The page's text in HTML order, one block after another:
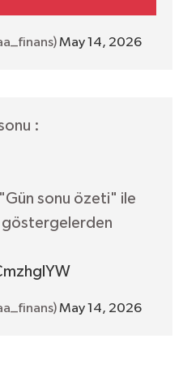
May 14, 2026
:
"Gün sonu özeti" ile
göstergelerden
May 14, 2026